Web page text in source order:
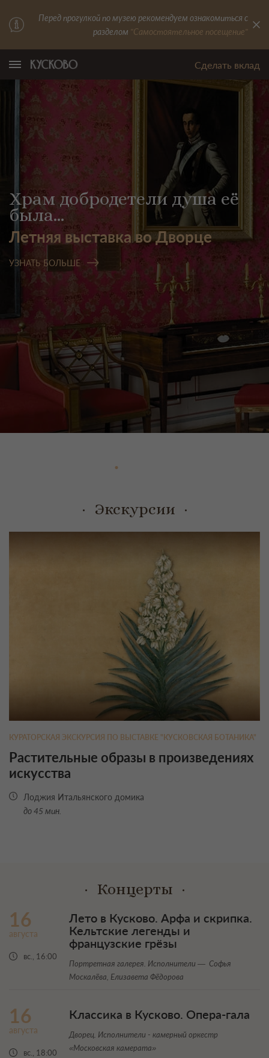
Перед прогулкой по музею рекомендуем ознакомиться с
разделом "Самостоятельное посещение"
Сделать вклад
Храм добродетели душа её
была...
Летняя выставка во Дворце
УЗНАТЬ БОЛЬШЕ
2
Экскурсии
КУРАТОРСКАЯ ЭКСКУРСИЯ ПО ВЫСТАВКЕ "КУСКОВСКАЯ БОТАНИКА"
Растительные образы в произведениях
искусства
Лоджия Итальянского домика
до 45 мин.
Концерты
16
августа
вс., 16:00
Лето в Кусково. Арфа и скрипка.
Кельтские легенды и
французские грёзы
Портретная галерея. Исполнители — Софья
Москалёва, Елизавета Фёдорова
16
августа
вс., 18:00
Классика в Кусково. Опера-гала
Дворец. Исполнители - камерный оркестр
«Московская камерата»